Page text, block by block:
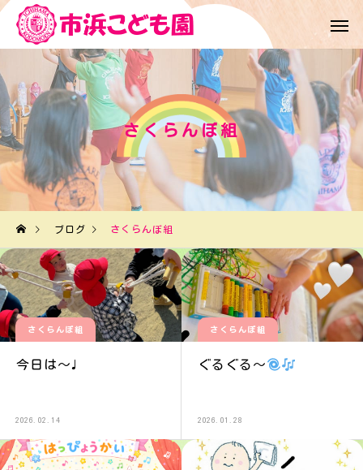
さくらんぼ組
ブログ さくらんぼ組
さくらんぼ組
今日は〜♩
2026.02.14
さくらんぼ組
ぐるぐる〜
2026.01.28